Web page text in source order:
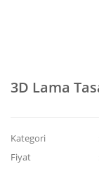
3D Lama
Kategori
Fiyat